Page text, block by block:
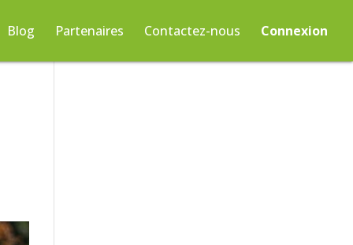
Blog Partenaires Contactez-nous Connexion